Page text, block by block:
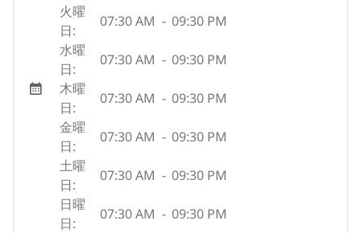
火曜
日:
07:30 AM - 09:30 PM
水曜
日:
07:30 AM - 09:30 PM
木曜
日:
07:30 AM - 09:30 PM
金曜
日:
07:30 AM - 09:30 PM
土曜
日:
07:30 AM - 09:30 PM
日曜
日:
07:30 AM - 09:30 PM